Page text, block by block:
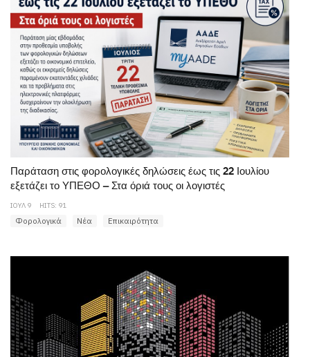
Παράταση στις φορολογικές δηλώσεις έως τις 22 Ιουλίου
εξετάζει το ΥΠΕΘΟ – Στα όριά τους οι λογιστές
ΙΟΥΛ 9 HITS: 91
Φορολογικά Νέα Επικαιρότητα